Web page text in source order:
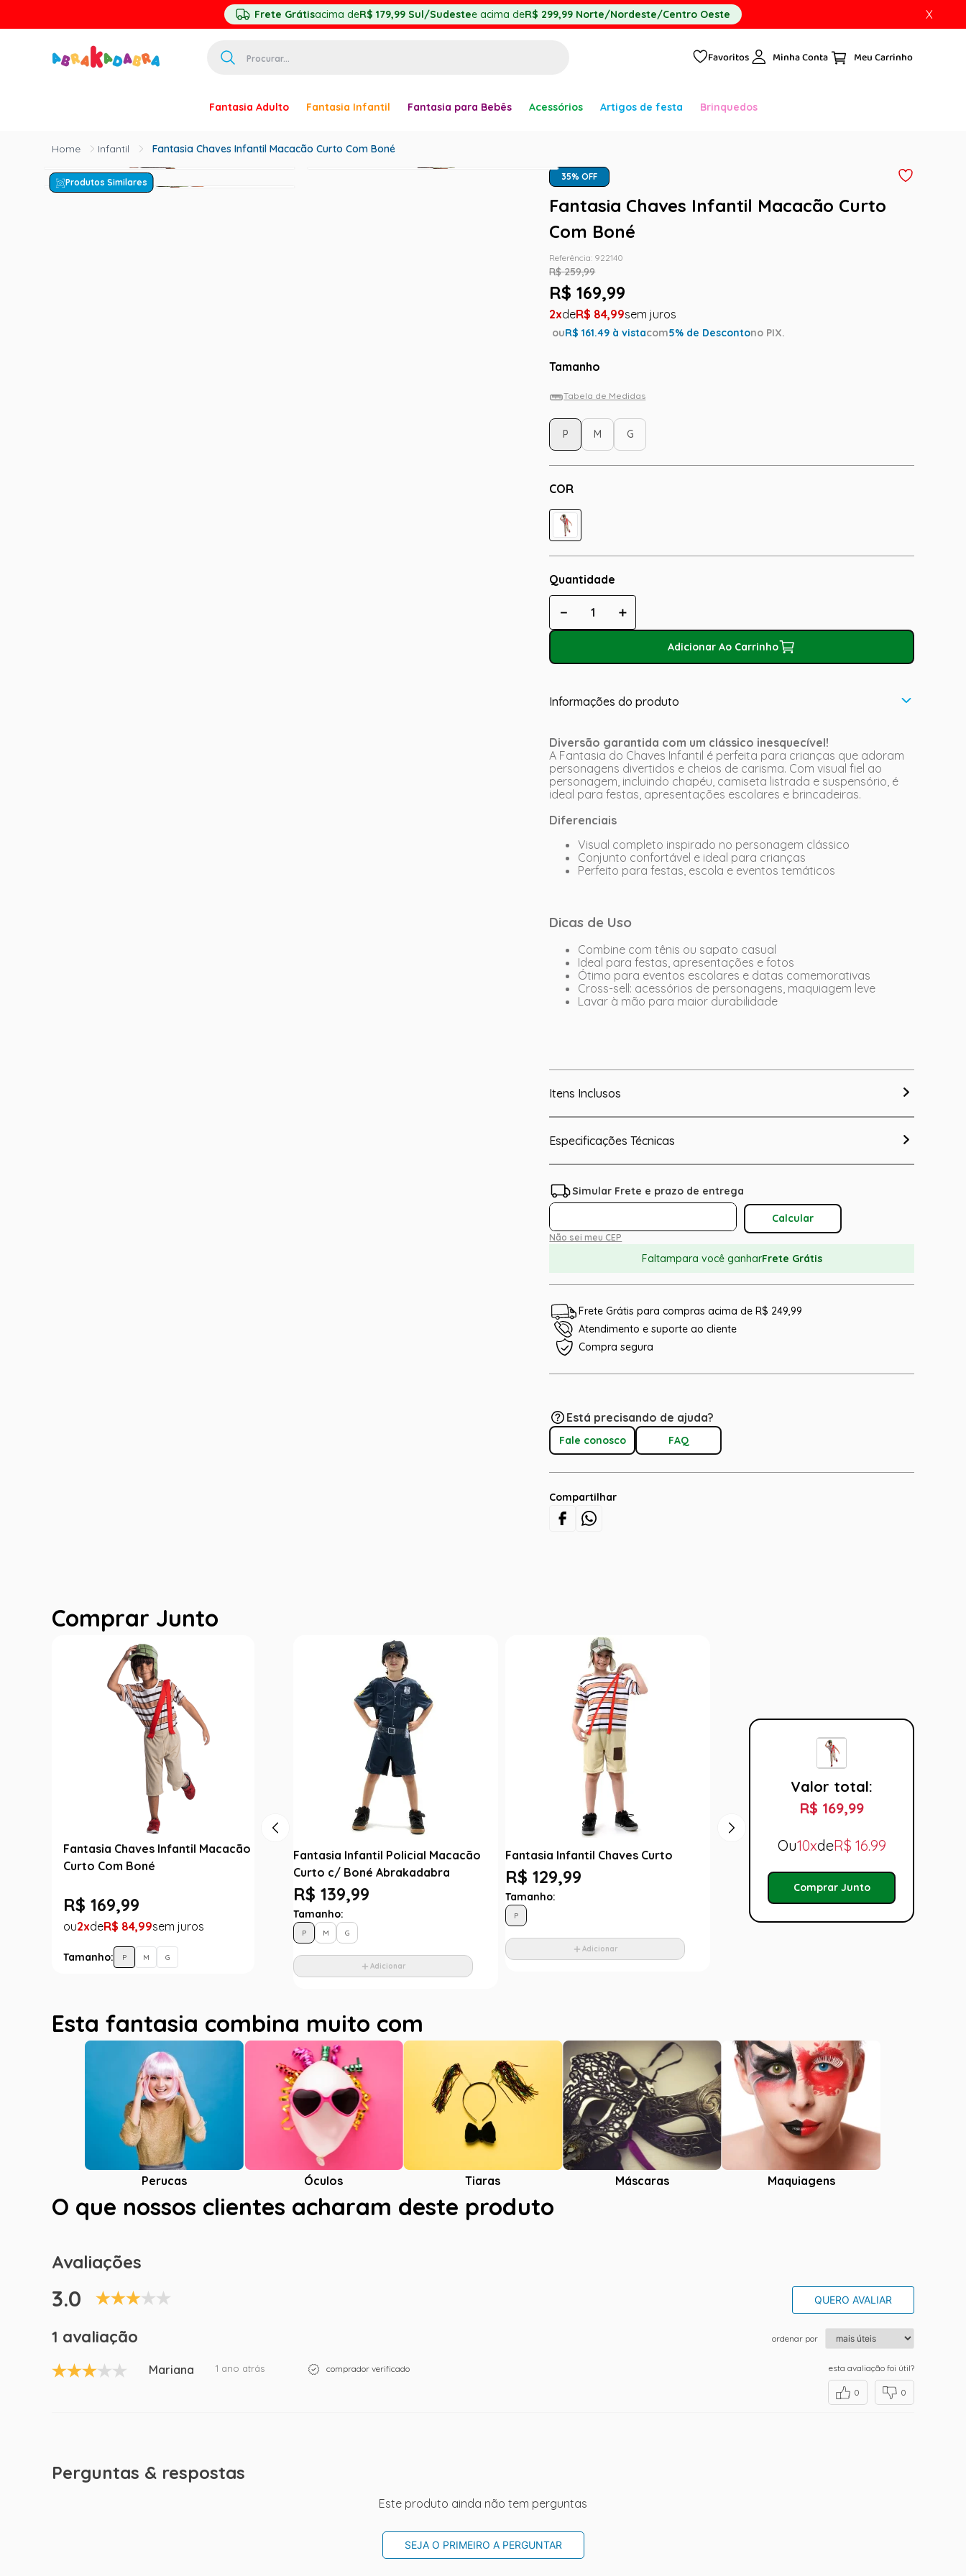
Frete Grátisacima deR$ 179,99 Sul/Sudestee acima deR$ 299,99 Norte/Nordeste/Centro Oeste X
Favoritos Minha Conta
Fantasia Adulto Fantasia Infantil Fantasia para Bebês Acessórios Artigos de festa Brinquedos
Infantil Fantasia Chaves Infantil Macacão Curto Com Boné
Produtos Similares
35% OFF
Fantasia Chaves Infantil Macacão Curto
Com Boné
Referência: 922140
R$ 259,99
R$ 169,99
2 R$ 84,99
ouR$161.49 à vistacom5% de Descontono PIX.
Tamanho
Tabela de Medidas
COR
P M G
Quantidade
＋
－
Adicionar Ao Carrinho
Informações do produto
Diversão garantida com um clássico inesquecível!
A Fantasia do Chaves Infantil é perfeita para crianças que adoram
personagens divertidos e cheios de carisma. Com visual fiel ao
personagem, incluindo chapéu, camiseta listrada e suspensório, é
ideal para festas, apresentações escolares e brincadeiras.
Diferenciais
Visual completo inspirado no personagem clássico
Conjunto confortável e ideal para crianças
Perfeito para festas, escola e eventos temáticos
Dicas de Uso
Combine com tênis ou sapato casual
Ideal para festas, apresentações e fotos
Ótimo para eventos escolares e datas comemorativas
Cross-sell: acessórios de personagens, maquiagem leve
Lavar à mão para maior durabilidade
Itens Inclusos
Especificações Técnicas
Não sei meu CEP
Calcular O Frete
Faltampara você ganharFrete Grátis
Frete Grátis para compras acima de R$ 249,99
Atendimento e suporte ao cliente
Compra segura
Está precisando de ajuda?
Fale conosco FAQ
Compartilhar
Comprar Junto
Fantasia Chaves Infantil Macacão
Curto Com Boné
R$ 169,99
2 R$ 84,99
Tamanho: P M G
Fantasia Infantil Policial Macacão
Curto c/ Boné Abrakadabra
R$ 139,99
Tamanho:
P M G
Adicionar
Fantasia Infantil Chaves Curto
R$ 129,99
Tamanho:
P
Adicionar
Fantasia Astronauta Preto Macacão
Infantil com Boné
R$ 229,99
Tamanho:
Valor total:
R$ 169,99
Ou10xdeR$ 16.99
Comprar Junto
Esta fantasia combina muito com
Perucas Óculos Tiaras Máscaras Maquiagens
O que nossos clientes acharam deste produto
Avaliações
3.0 QUERO AVALIAR
1 avaliação ordenar por
Mariana 1 ano atrás comprador verificado esta avaliação foi útil?
0 0
Perguntas & respostas
Este produto ainda não tem perguntas
SEJA O PRIMEIRO A PERGUNTAR
2º
princesa